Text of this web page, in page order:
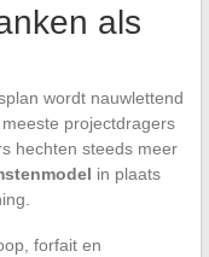
als
wordt nauwlettend
projectdragers
hechten steeds meer
in plaats
forfait en